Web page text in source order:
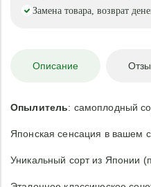
Замена товара, возврат
Описание
Опылитель: самоплодный
Японская сенсация в вашем
Уникальный сорт из Японии